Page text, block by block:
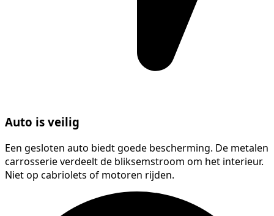
Auto is veilig
Een gesloten auto biedt goede bescherming. De metalen
carrosserie verdeelt de bliksemstroom om het interieur.
Niet op cabriolets of motoren rijden.